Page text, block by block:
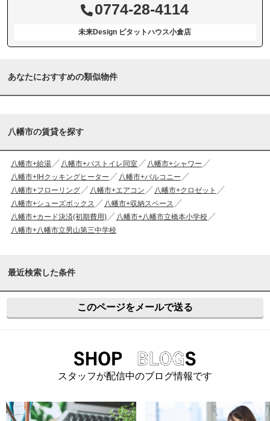
0774-28-4114
未来Design ピタットハウス小倉店
あなたにおすすめの類似物件
八幡市の賃貸を探す
八幡市+給湯 八幡市+バストイレ同室
八幡市+シャワー
八幡市+IHクッキングヒーター
八幡市+バルコニー
八幡市+フローリング
八幡市+エアコン
八幡市+クロゼット
八幡市+シューズボックス
八幡市+収納スペース
八幡市+カード決済(初期費用)
八幡市+八幡市立橋本小学校
八幡市+八幡市立男山第三中学校
最近検索した条件
このページをメールで送る
スタッフが配信中のブログ情報です